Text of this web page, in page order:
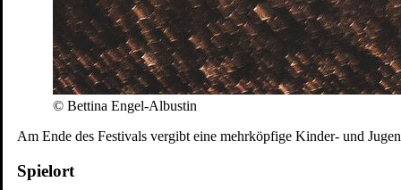
© Bettina Engel-Albustin
Am Ende des Festivals vergibt eine mehrköpfige Kinder- und
Spielort